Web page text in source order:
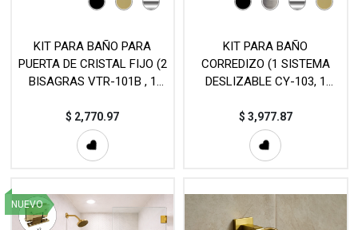
KIT PARA BAÑO PARA
PUERTA DE CRISTAL FIJO (2
BISAGRAS VTR-101B , 1
CONECTORES VTR-871B, 1
BARRA ESTABILIZADORA
VTR-63218) - MOD. KIT3
$ 2,770.97
KIT PARA BAÑO
CORREDIZO (1 SISTEMA
DESLIZABLE CY-103, 1
822, 3 CONECTORES VTR-
871S) - MOD. KIT2
$ 3,977.87
NUEVO